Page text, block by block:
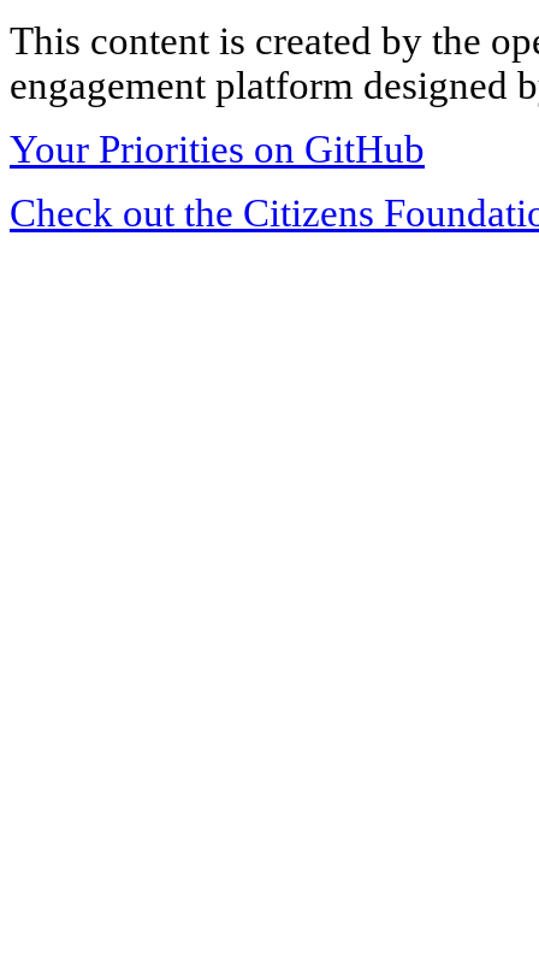
This content is created by the
engagement platform designed
Your Priorities on GitHub
Check out the Citizens